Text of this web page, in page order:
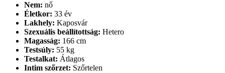
Nem: nő
Életkor: 33 év
Lakhely: Kaposvár
Szexuális beállítottság: Hetero
Magasság: 166 cm
Testsúly: 55 kg
Testalkat: Átlagos
Intim szőrzet: Szőrtelen